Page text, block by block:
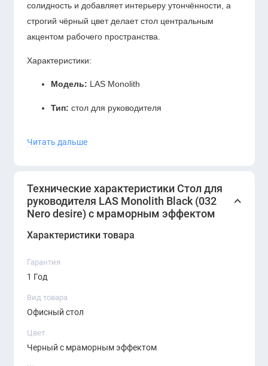
солидность и добавляет интерьеру утончённости, а
строгий чёрный цвет делает стол центральным
акцентом рабочего пространства.
Характеристики:
Модель: LAS Monolith
Тип: стол для руководителя
эффектом
декоративным покрытием
Каркас:металл + усиленные опоры
Назначение: кабинет руководителя,
Преимущества:
Эффектная поверхность «под мрамор»
Подчёркивает статус руководителя
Читать дальше
Технические характеристики Стол для
руководителя LAS Monolith Black (032
Nero desire) с мраморным эффектом
Характеристики товара
Гарантия
1 Год
Вид товара
Офисный стол
Цвет
Черный с мраморным эффектом